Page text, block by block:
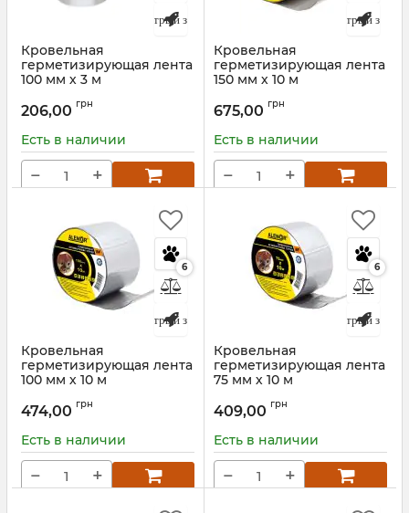
Быстрый заказ
Кровельная
герметизирующая лента
100 мм х 3 м
ALENOR BF
206,00 грн
Есть в наличии
− +
Быстрый заказ
Кровельная
герметизирующая лента
150 мм х 10 м
ALENOR BF
675,00 грн
Есть в наличии
− +
6
Быстрый заказ
Кровельная
герметизирующая лента
100 мм х 10 м
ALENOR BF
474,00 грн
Есть в наличии
− +
6
Быстрый заказ
Кровельная
герметизирующая лента
75 мм х 10 м
ALENOR BF
409,00 грн
Есть в наличии
− +